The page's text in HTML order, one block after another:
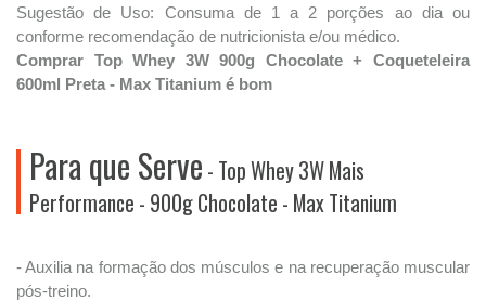
Sugestão de Uso: Consuma de 1 a 2 porções ao dia ou
conforme recomendação de nutricionista e/ou médico.
Comprar Top Whey 3W 900g Chocolate + Coqueteleira
600ml Preta - Max Titanium é bom
Para que Serve - Top Whey 3W Mais
Performance - 900g Chocolate - Max Titanium
- Auxilia na formação dos músculos e na recuperação muscular
pós-treino.